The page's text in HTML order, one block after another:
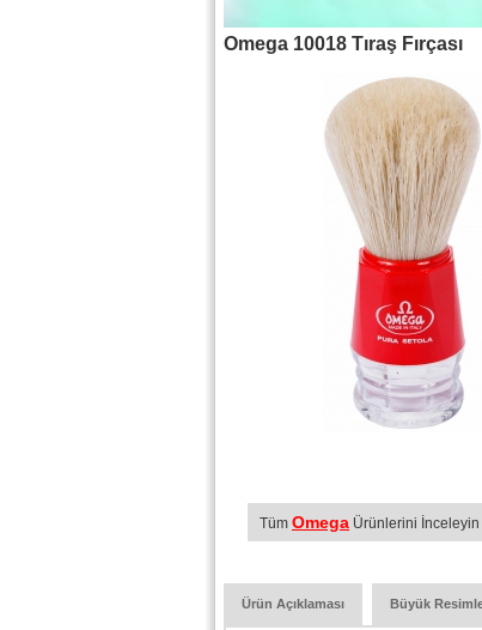
Omega 10018 Tıraş Fırçası
Tüm Omega Ürünlerini İnceleyin
Ürün Açıklaması Büyük